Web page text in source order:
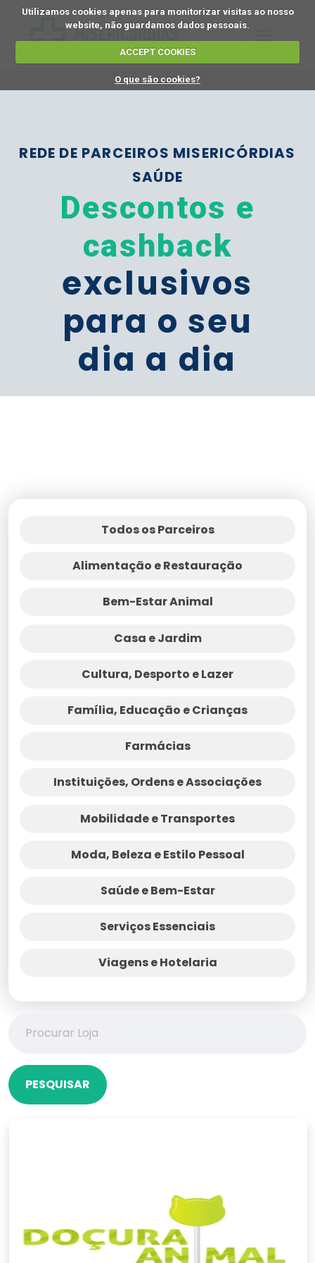
Utilizamos cookies apenas para monitorizar visitas ao nosso
website, não guardamos dados pessoais.
ACCEPT COOKIES
O que são cookies?
REDE DE PARCEIROS MISERICÓRDIAS
SAÚDE
Descontos e
cashback
exclusivos
para o seu
dia a dia
Todos os Parceiros
Alimentação e Restauração
Bem-Estar Animal
Casa e Jardim
Cultura, Desporto e Lazer
Família, Educação e Crianças
Farmácias
Instituições, Ordens e Associações
Mobilidade e Transportes
Moda, Beleza e Estilo Pessoal
Saúde e Bem-Estar
Serviços Essenciais
Viagens e Hotelaria
PESQUISAR